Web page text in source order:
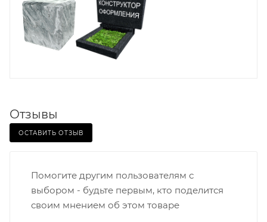
Отзывы
ОСТАВИТЬ ОТЗЫВ
Помогите другим пользователям с
выбором - будьте первым, кто поделится
своим мнением об этом товаре